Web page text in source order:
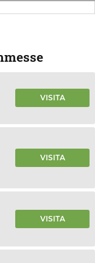
VISITA
VISITA
VISITA